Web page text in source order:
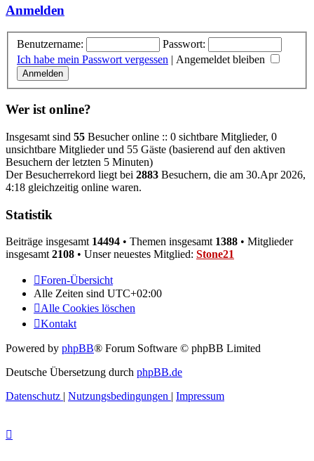
Anmelden
Benutzername:
Passwort:
Ich habe mein Passwort vergessen | Angemeldet bleiben
Wer ist online?
Insgesamt sind 55 Besucher online :: 0 sichtbare Mitglieder, 0
unsichtbare Mitglieder und 55 Gäste (basierend auf den aktiven
Besuchern der letzten 5 Minuten)
Der Besucherrekord liegt bei 2883 Besuchern, die am 30.Apr 2026,
4:18 gleichzeitig online waren.
Statistik
Beiträge insgesamt 14494 • Themen insgesamt 1388 • Mitglieder
insgesamt 2108 • Unser neuestes Mitglied: Stone21
Foren-Übersicht
Alle Zeiten sind UTC+02:00
Alle Cookies löschen
Kontakt
Powered by phpBB® Forum Software © phpBB Limited
Deutsche Übersetzung durch phpBB.de
Datenschutz | Nutzungsbedingungen | Impressum